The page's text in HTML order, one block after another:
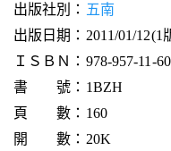
出版社別： 五南
出版日期：2011/01/12(1
ＩＳＢＮ：978-957-11-
書 號：1BZH
頁 數：160
開 數：20K